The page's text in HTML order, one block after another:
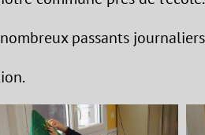
passants